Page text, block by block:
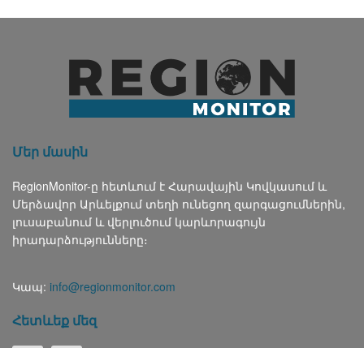
Մեր մասին
RegionMonitor-ը հետևում է Հարավային Կովկասում և
Մերձավոր Արևելքում տեղի ունեցող զարգացումներին,
լուսաբանում և վերլուծում կարևորագույն
իրադարձությունները։
Կապ: info@regionmonitor.com
Հետևեք մեզ